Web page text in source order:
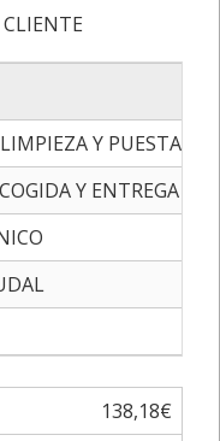
CLIENTE
Y PUESTA A
Y ENTREGA
138,18€